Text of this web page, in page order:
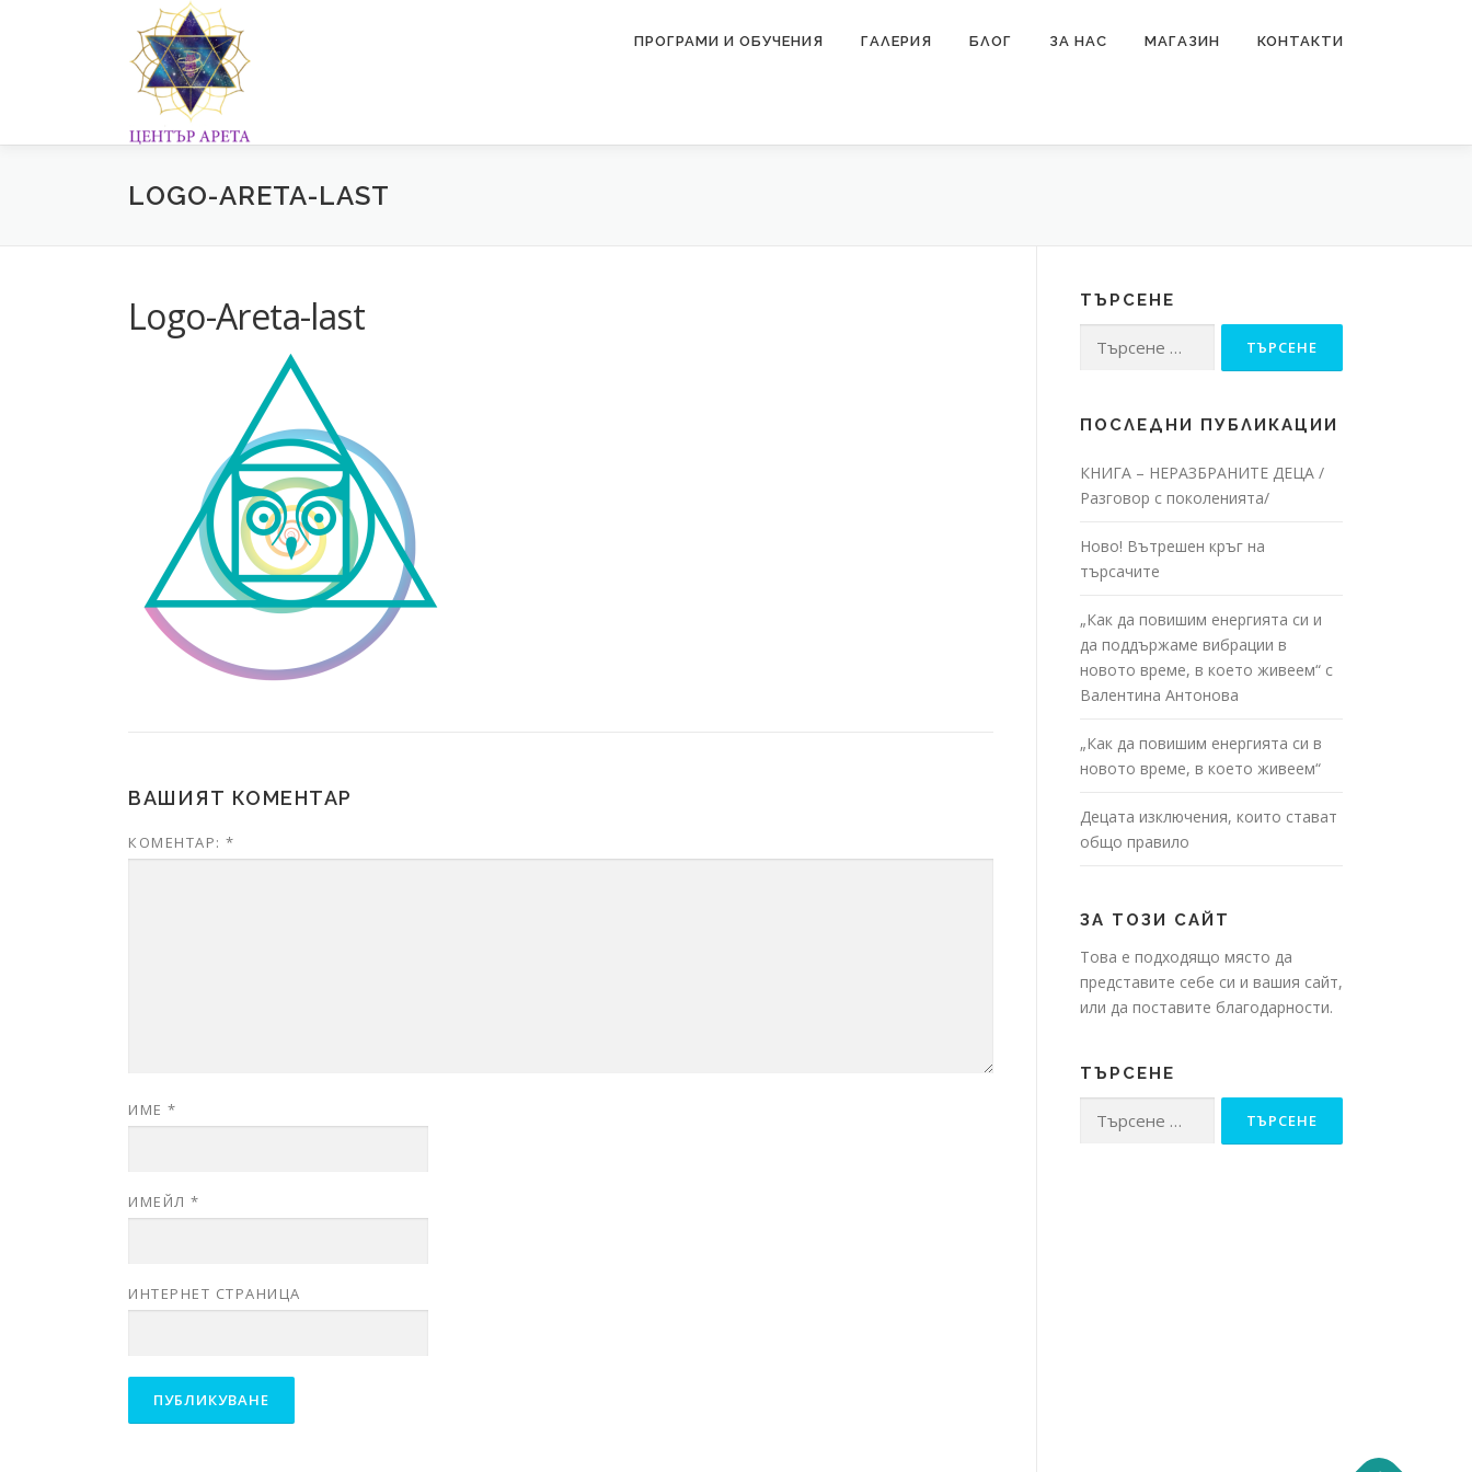
ПРОГРАМИ И ОБУЧЕНИЯ ГАЛЕРИЯ БЛОГ ЗА НАС МАГАЗИН КОНТАКТИ
LOGO-ARETA-LAST
Logo-Areta-last
ВАШИЯТ КОМЕНТАР
КОМЕНТАР: *
ИМЕ *
ИМЕЙЛ *
ИНТЕРНЕТ СТРАНИЦА
ТЪРСЕНЕ
ПОСЛЕДНИ ПУБЛИКАЦИИ
КНИГА – НЕРАЗБРАНИТЕ ДЕЦА /
Разговор с поколенията/
Ново! Вътрешен кръг на
търсачите
„Как да повишим енергията си и
да поддържаме вибрации в
новото време, в което живеем“ с
Валентина Антонова
„Как да повишим енергията си в
новото време, в което живеем“
Децата изключения, които стават
общо правило
ЗА ТОЗИ САЙТ
Това е подходящо място да
представите себе си и вашия сайт,
или да поставите благодарности.
ТЪРСЕНЕ